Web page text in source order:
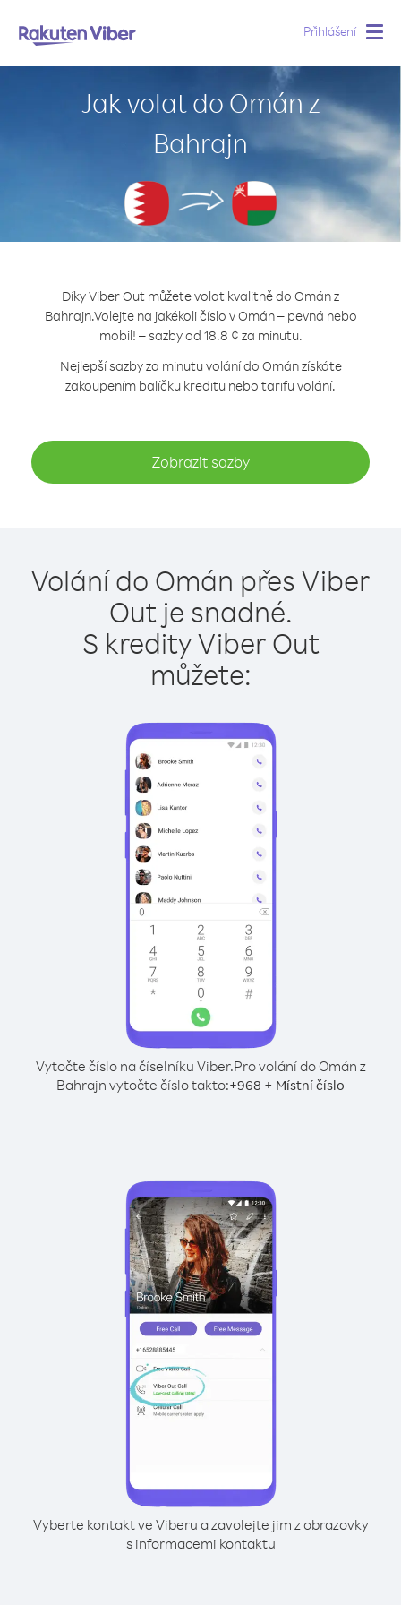
Přihlášení
Jak volat do Omán z
Bahrajn
Díky Viber Out můžete volat kvalitně do Omán z
Bahrajn.Volejte na jakékoli číslo v Omán – pevná nebo
mobil! – sazby od 18.8 ¢ za minutu.
Nejlepší sazby za minutu volání do Omán získáte
zakoupením balíčku kreditu nebo tarifu volání.
Zobrazit sazby
Volání do Omán přes Viber
Out je snadné.
S kredity Viber Out
můžete:
Vytočte číslo na číselníku Viber.Pro volání do Omán z
Bahrajn vytočte číslo takto:+968 + Místní číslo
Vyberte kontakt ve Viberu a zavolejte jim z obrazovky
s informacemi kontaktu